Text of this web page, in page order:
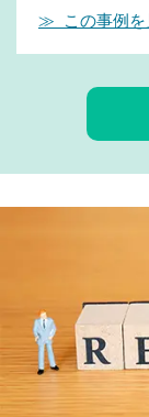
≫ この事例を